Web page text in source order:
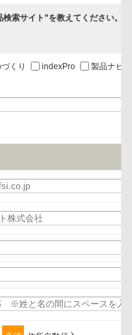
該企業/団体からの情報を
ドレス
企業/団体
索サイト”を教えてください。
くり indexPro
製品ナビ